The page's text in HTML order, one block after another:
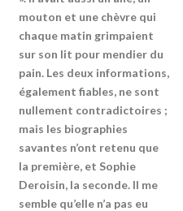
mouton et une chèvre qui
chaque matin grimpaient
sur son lit pour mendier du
pain. Les deux informations,
également fiables, ne sont
nullement contradictoires ;
mais les biographies
savantes n’ont retenu que
la première, et Sophie
Deroisin, la seconde. Il me
semble qu’elle n’a pas eu